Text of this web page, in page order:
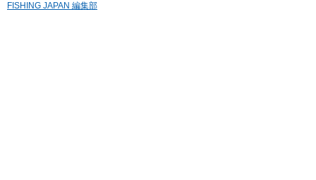
FISHING JAPAN 編集部